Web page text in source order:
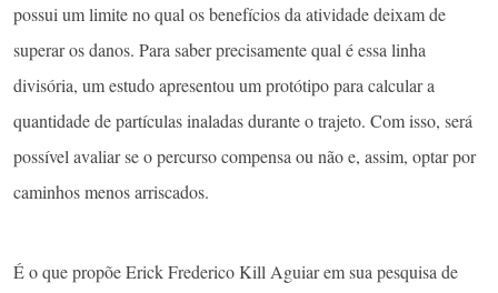
possui um limite no qual os benefícios da atividade deixam de
superar os danos. Para saber precisamente qual é essa linha
divisória, um estudo apresentou um protótipo para calcular a
quantidade de partículas inaladas durante o trajeto. Com isso, será
possível avaliar se o percurso compensa ou não e, assim, optar por
caminhos menos arriscados.
É o que propõe Erick Frederico Kill Aguiar em sua pesquisa de